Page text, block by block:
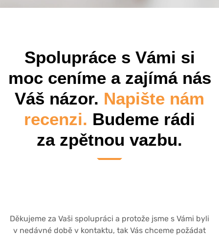
Spolupráce s Vámi si
moc ceníme a zajímá nás
Váš názor. Napište nám
recenzi. Budeme rádi
za zpětnou vazbu.
Děkujeme za Vaši spolupráci a protože jsme s Vámi byli
v nedávné době v kontaktu, tak Vás chceme požádat